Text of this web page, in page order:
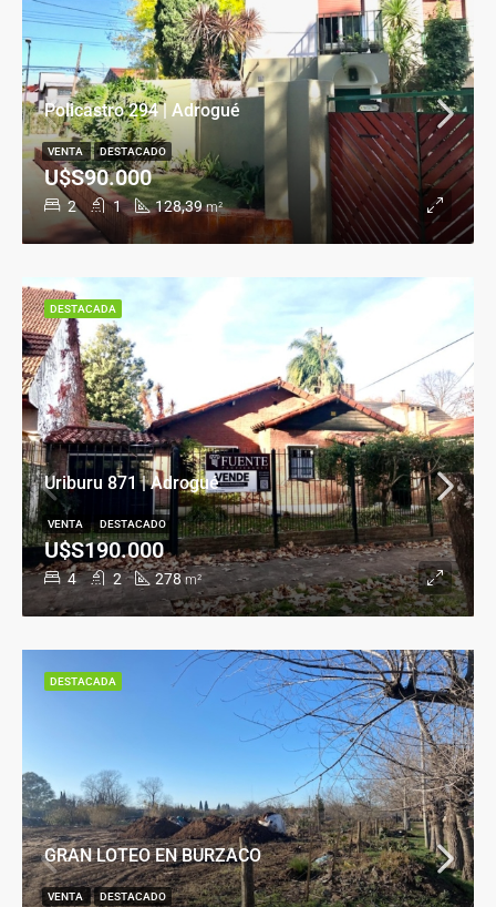
Policastro 294 | Adrogué
2 1 128,39 m²
U$S90.000
VENTA DESTACADO
Uriburu 871 | Adrogué
4 2 278 m²
U$S190.000
VENTA DESTACADO
DESTACADA
GRAN LOTEO EN BURZACO
VENTA DESTACADO
DESTACADA